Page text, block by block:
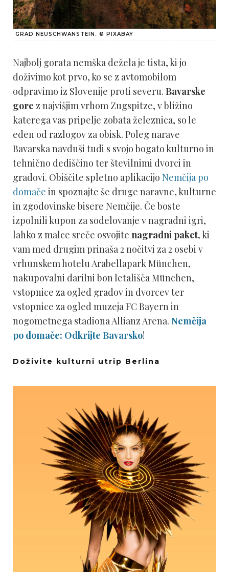
GRAD NEUSCHWANSTEIN. © PIXABAY
Najbolj gorata nemška dežela je tista, ki jo
doživimo kot prvo, ko se z avtomobilom
odpravimo iz Slovenije proti severu. Bavarske
gore z najvišjim vrhom Zugspitze, v bližino
katerega vas pripelje zobata železnica, so le
eden od razlogov za obisk. Poleg narave
Bavarska navduši tudi s svojo bogato kulturno in
tehnično dediščino ter številnimi dvorci in
gradovi. Obiščite spletno aplikacijo Nemčija po
domače in spoznajte še druge naravne, kulturne
in zgodovinske bisere Nemčije. Če boste
izpolnili kupon za sodelovanje v nagradni igri,
lahko z malce sreče osvojite nagradni paket,ki
vam med drugim prinaša 2 nočitvi za 2 osebi v
vrhunskem hotelu Arabellapark München,
nakupovalni darilni bon letališča München,
vstopnice za ogled gradov in dvorcev ter
vstopnice za ogled muzeja FC Bayern in
nogometnega stadiona Allianz Arena. Nemčija
po domače: Odkrijte Bavarsko!
Doživite kulturni utrip Berlina